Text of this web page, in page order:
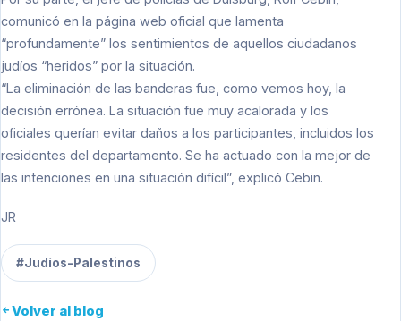
comunicó en la página web oficial que lamenta
“profundamente” los sentimientos de aquellos ciudadanos
judíos “heridos” por la situación.
“La eliminación de las banderas fue, como vemos hoy, la
decisión errónea. La situación fue muy acalorada y los
oficiales querían evitar daños a los participantes, incluidos los
residentes del departamento. Se ha actuado con la mejor de
las intenciones en una situación difícil”, explicó Cebin.
JR
#Judíos-Palestinos
Volver al blog